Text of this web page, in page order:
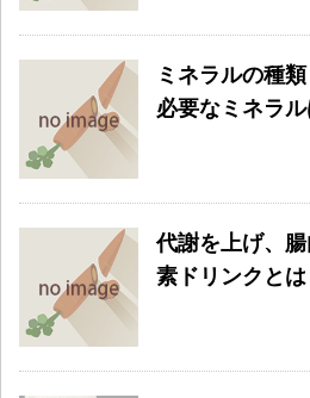
ミネラルの種
必要なミネラル
代謝を上げ、
素ドリンクとは